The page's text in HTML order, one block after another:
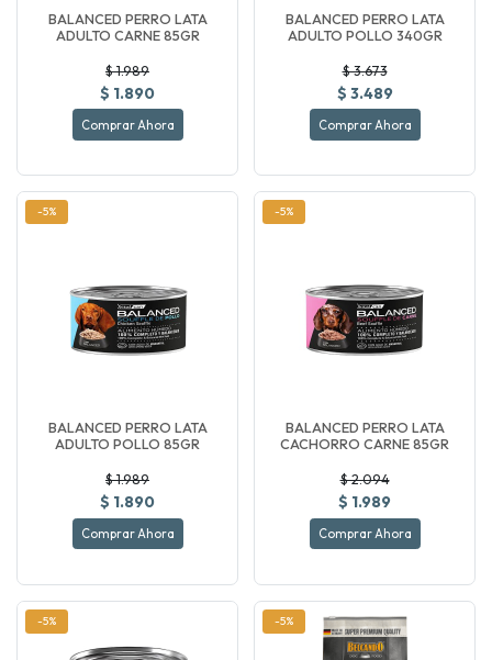
BALANCED PERRO LATA
ADULTO CARNE 85GR
$ 1.989
$ 1.890
Comprar Ahora
BALANCED PERRO LATA
ADULTO POLLO 340GR
$ 3.673
$ 3.489
Comprar Ahora
-5%
BALANCED PERRO LATA
ADULTO POLLO 85GR
$ 1.989
$ 1.890
Comprar Ahora
-5%
BALANCED PERRO LATA
CACHORRO CARNE 85GR
$ 2.094
$ 1.989
Comprar Ahora
-5% -5%